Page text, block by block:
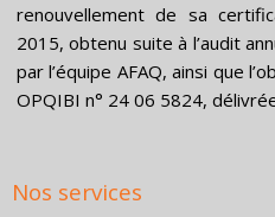
renouvellement de sa
2015, obtenu suite à l’audit
par l’équipe AFAQ, ainsi que
OPQIBI n° 24 06 5824,
Nos services